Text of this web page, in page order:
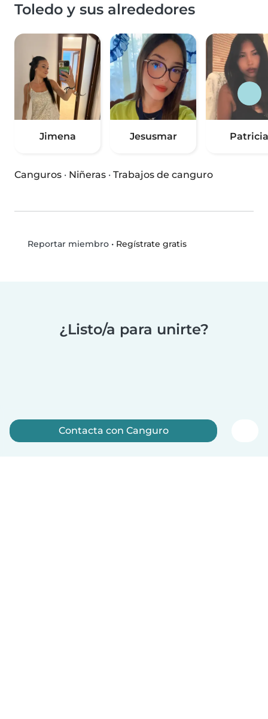
Toledo y sus alrededores
Jimena Jesusmar Patricia
Canguros · Niñeras · Trabajos de canguro
Reportar miembro• Regístrate gratis
¿Listo/a para unirte?
Contacta con Canguro